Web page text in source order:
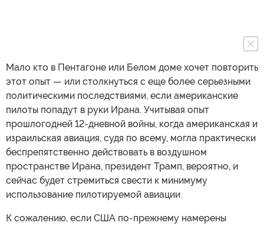
Мало кто в Пентагоне или Белом доме хочет повторить
этот опыт — или столкнуться с еще более серьезными
политическими последствиями, если американские
пилоты попадут в руки Ирана. Учитывая опыт
прошлогодней 12-дневной войны, когда американская и
израильская авиация, судя по всему, могла практически
беспрепятственно действовать в воздушном
пространстве Ирана, президент Трамп, вероятно, и
сейчас будет стремиться свести к минимуму
использование пилотируемой авиации.
К сожалению, если США по-прежнему намерены